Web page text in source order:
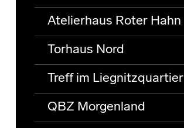
Atelierhaus Roter Hahn
Torhaus Nord
Treff im Liegnitzquartier
QBZ Morgenland